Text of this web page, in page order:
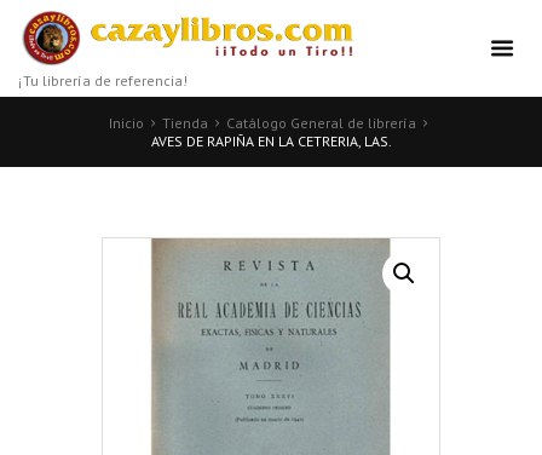
¡Tu librería de referencia!
Inicio Tienda
Catálogo General de librería
AVES DE RAPIÑA EN LA CETRERIA, LAS.